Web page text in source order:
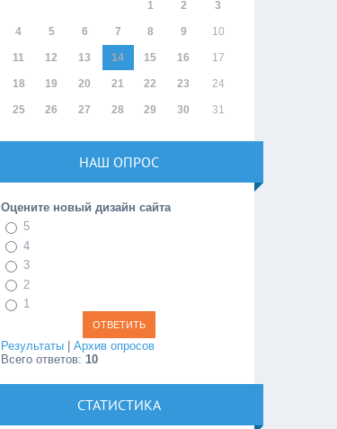
1 2 3
4 5 6 7 8 9 10
11 12 13 14 15 16 17
18 19 20 21 22 23 24
25 26 27 28 29 30 31
НАШ ОПРОС
Оцените новый дизайн сайта
5
4
3
2
1
Результаты |Архив опросов
Всего ответов: 10
СТАТИСТИКА